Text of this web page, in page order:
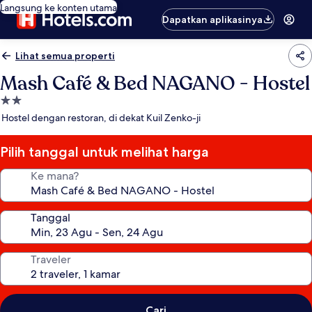
Langsung ke konten utama
Dapatkan aplikasinya
Lihat semua properti
Mash Café & Bed NAGANO - Hostel
Properti
bintang
Hostel dengan restoran, di dekat Kuil Zenko-ji
Pilih tanggal untuk melihat harga
Ke mana?
Tanggal
Traveler